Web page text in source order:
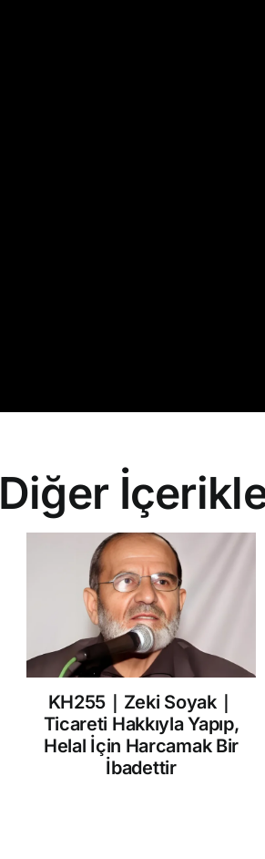
Diğer
KH255｜Zeki Soyak｜
Ticareti Hakkıyla Yapıp,
Helal İçin Harcamak Bir
İbadettir